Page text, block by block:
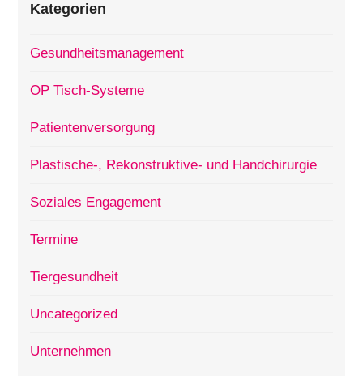
Kategorien
Gesundheitsmanagement
OP Tisch-Systeme
Patientenversorgung
Plastische-, Rekonstruktive- und Handchirurgie
Soziales Engagement
Termine
Tiergesundheit
Uncategorized
Unternehmen